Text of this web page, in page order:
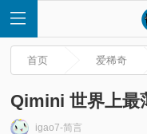
首页 爱稀奇
Qimini 世界上最
igao7-简言